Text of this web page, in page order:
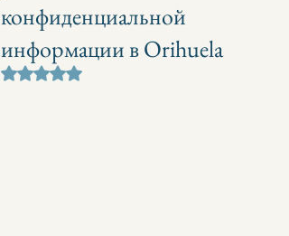
конфиденциальной
информации в Orihuela
Оценка: не число из 5 звезд.